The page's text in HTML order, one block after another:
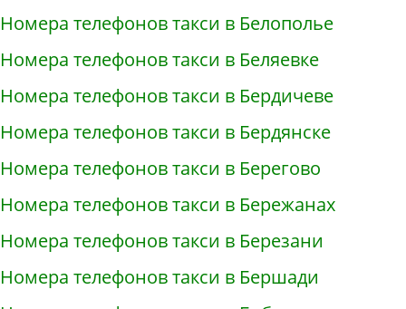
Номера телефонов такси в Белополье
Номера телефонов такси в Беляевке
Номера телефонов такси в Бердичеве
Номера телефонов такси в Бердянске
Номера телефонов такси в Берегово
Номера телефонов такси в Бережанах
Номера телефонов такси в Березани
Номера телефонов такси в Бершади